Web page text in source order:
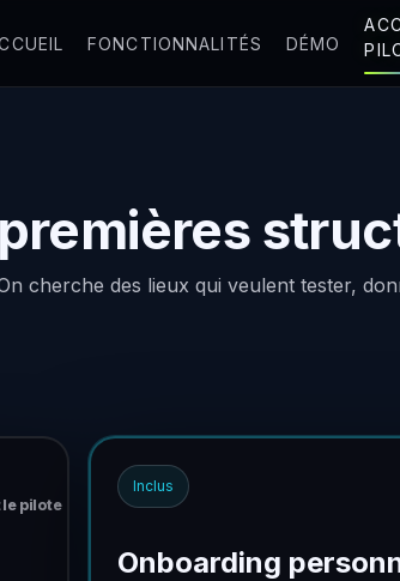
FONCTIONNALITÉS DÉMO
cherche des lieux qui veulent tester,
le pilote
Inclus
Onboarding